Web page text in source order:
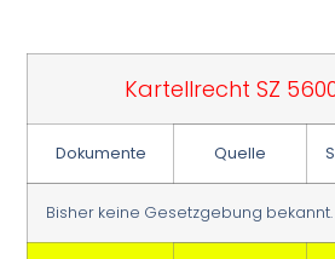
Kartellrecht SZ
Dokumente Quelle
Bisher keine Gesetzgebung bekannt.